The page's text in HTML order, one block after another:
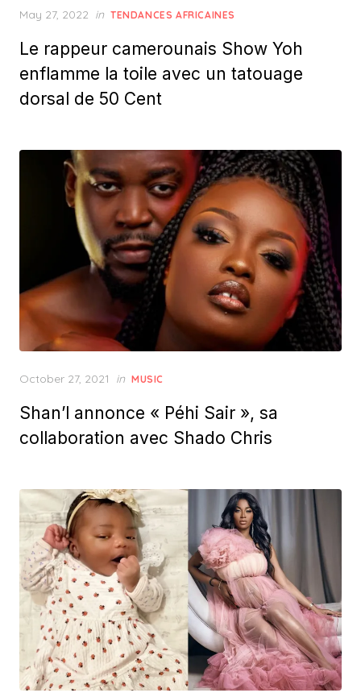
Posted
May 27, 2022 in TENDANCES AFRICAINES
Le rappeur camerounais Show Yoh
enflamme la toile avec un tatouage
dorsal de 50 Cent
Posted
October 27, 2021 in MUSIC
Shan’l annonce « Péhi Sair », sa
collaboration avec Shado Chris